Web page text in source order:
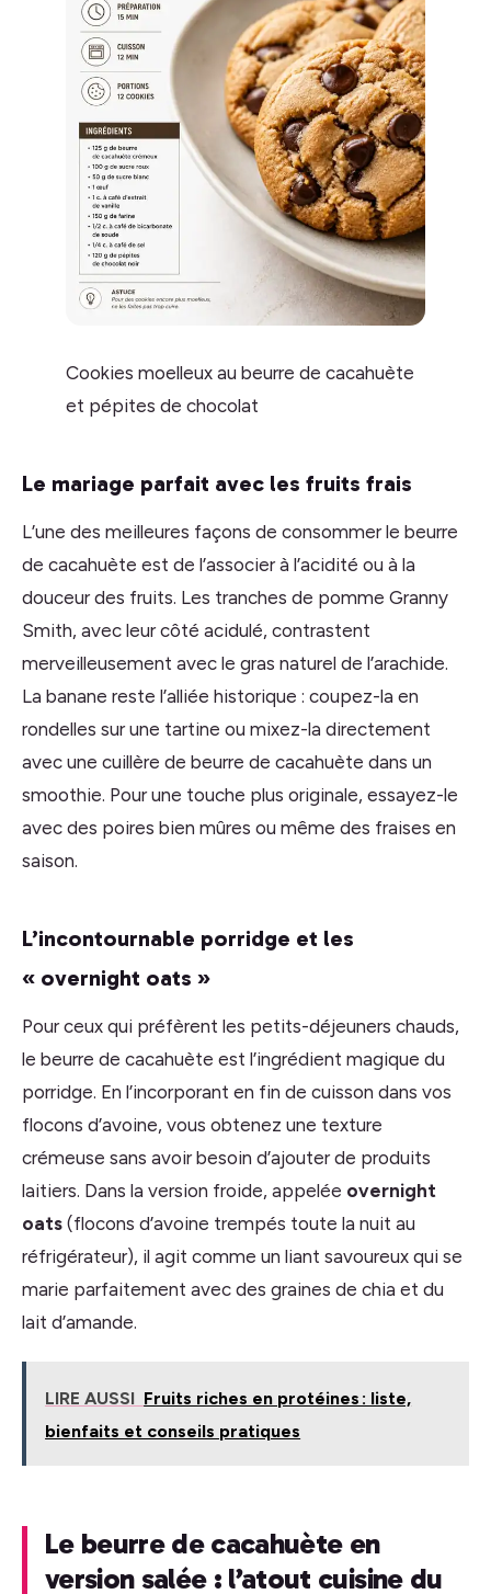
Cookies moelleux au beurre de cacahuète
et pépites de chocolat
Le mariage parfait avec les fruits frais
L’une des meilleures façons de consommer le beurre
de cacahuète est de l’associer à l’acidité ou à la
douceur des fruits. Les tranches de pomme Granny
Smith, avec leur côté acidulé, contrastent
merveilleusement avec le gras naturel de l’arachide.
La banane reste l’alliée historique : coupez-la en
rondelles sur une tartine ou mixez-la directement
avec une cuillère de beurre de cacahuète dans un
smoothie. Pour une touche plus originale, essayez-le
avec des poires bien mûres ou même des fraises en
saison.
L’incontournable porridge et les
« overnight oats »
Pour ceux qui préfèrent les petits-déjeuners chauds,
le beurre de cacahuète est l’ingrédient magique du
porridge. En l’incorporant en fin de cuisson dans vos
flocons d’avoine, vous obtenez une texture
crémeuse sans avoir besoin d’ajouter de produits
laitiers. Dans la version froide, appelée overnight
oats (flocons d’avoine trempés toute la nuit au
réfrigérateur), il agit comme un liant savoureux qui se
marie parfaitement avec des graines de chia et du
lait d’amande.
LIRE AUSSI Fruits riches en protéines : liste,
bienfaits et conseils pratiques
Le beurre de cacahuète en
version salée : l’atout cuisine du